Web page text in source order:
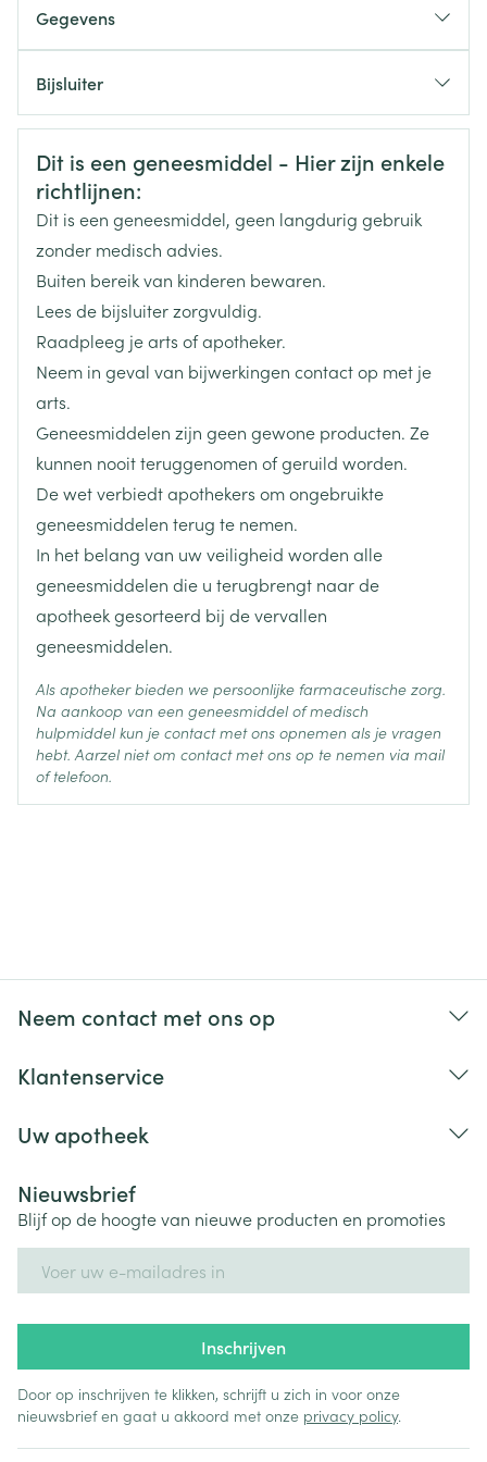
ibuprofen of aspirine of elk ander bestanddeel in dit
Als u een maag- of darmzweer heeft, vermijd
langdurige behandeling op uitgestrekte huidzones;
Niet gebruiken op een beschadigde huid;
Tijdens de laatste 3 maanden van de
zwangerschap;
Bij kinderen jonger dan 14 jaar.
zone wordt 2 - 4 g gel (overeenkomend met één
Zacht inwrijven.
De handen wassen na gebruik
Gegevens
Organisaties Pi Pharma
Merken
Breedte 63 mm
Lengte
Diepte 50 mm
Verpakking
1
Actieve
Ingrediënten
diclofenac natrium (onder de
vorm van diethylaminediclofenac)
Behoud Kamertemperatuur (15°C - 25°C)
Bijsluiter
Nederlands
Duits Frans
Veiligheidsinformatie
Dit is een geneesmiddel - Hier zijn enkele
richtlijnen:
Dit is een geneesmiddel, geen langdurig gebruik
zonder medisch advies.
Buiten bereik van kinderen bewaren.
Lees de bijsluiter zorgvuldig.
Raadpleeg je arts of apotheker.
Neem in geval van bijwerkingen contact op met je
arts.
Geneesmiddelen zijn geen gewone producten. Ze
kunnen nooit teruggenomen of geruild worden.
De wet verbiedt apothekers om ongebruikte
geneesmiddelen terug te nemen.
In het belang van uw veiligheid worden alle
geneesmiddelen die u terugbrengt naar de
apotheek gesorteerd bij de vervallen
geneesmiddelen.
Als apotheker bieden we persoonlijke farmaceutische zorg.
Na aankoop van een geneesmiddel of medisch
hulpmiddel kun je contact met ons opnemen als je vragen
hebt. Aarzel niet om contact met ons op te nemen via mail
of telefoon.
Neem contact met ons op
Klantenservice
Uw apotheek
Nieuwsbrief
Blijf op de hoogte van nieuwe producten en promoties
Inschrijven
Door op inschrijven te klikken, schrijft u zich in voor onze
nieuwsbrief en gaat u akkoord met onze privacy policy.